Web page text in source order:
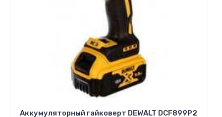
Аккумуляторный гайковерт DEWALT DCF899P2